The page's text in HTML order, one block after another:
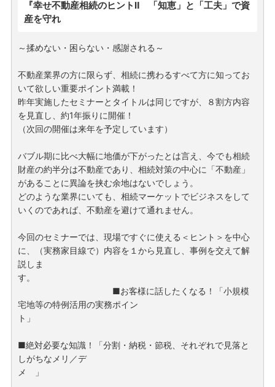
『幸せ不動産相続のヒントⅡ 「知恵」と「工夫」で資
産を守れ
～揉めない・困らない・感謝される～
不動産業界の方に限らず、相続に携わるすべて方に知ってお
いて欲しい重要ポイント満載！
昨年実施したセミナーとタイトルは同じですが、８割方内容
を見直し、約1年振りに開催！
（次回の開催は来年を予定しています）
バブル期に比べ大幅に地価が下がったとは言え、今でも相続
財産の約半分は不動産であり、相続対策の中心に「不動産」
があることに異論を挟む余地はないでしょう。
どのような業界にいても、相続マーケットでビジネスをして
いくのであれば、不動産を避けて通れません。
今回のセミナーでは、現場ですぐに使える＜ヒント＞を中心
に、（実務家目線で）内容を１から見直し、事例を交えて解
説しま
す。
■お客様に話したくなる！「小規模
宅地等の特例活用の実務ポイン
ト」
■絶対必要な知識！「分割・納税・節税、それぞれで見落と
しがちなメリ／デ
メ 」